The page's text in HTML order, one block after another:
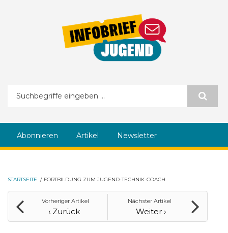
Suchformular
Abonnieren Artikel Newsletter
STARTSEITE / FORTBILDUNG ZUM JUGEND-TECHNIK-COACH
Vorheriger Artikel
‹ Zurück
Nächster Artikel
Weiter ›